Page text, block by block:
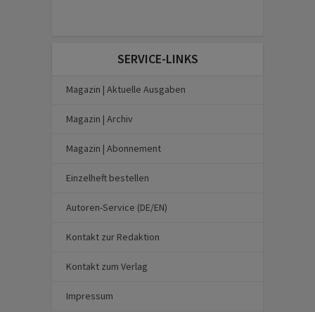
SERVICE-LINKS
Magazin | Aktuelle Ausgaben
Magazin | Archiv
Magazin | Abonnement
Einzelheft bestellen
Autoren-Service (DE/EN)
Kontakt zur Redaktion
Kontakt zum Verlag
Impressum